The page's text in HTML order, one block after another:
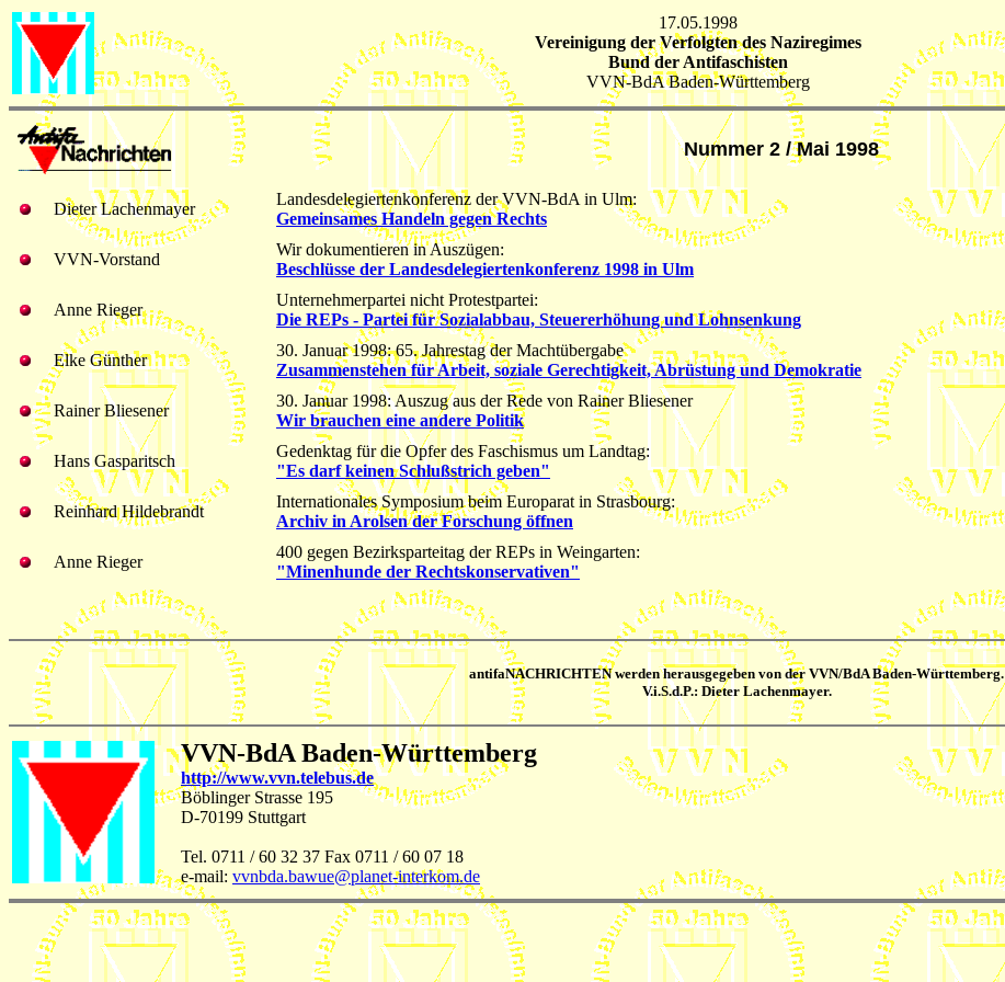
17.05.1998
Vereinigung der Verfolgten des Naziregimes
Bund der Antifaschisten
VVN-BdA Baden-Württemberg
Nummer 2 / Mai 1998
Dieter Lachenmayer
Landesdelegiertenkonferenz der VVN-BdA in Ulm:
Gemeinsames Handeln gegen Rechts
VVN-Vorstand
Wir dokumentieren in Auszügen:
Beschlüsse der Landesdelegiertenkonferenz 1998 in Ulm
Anne Rieger
Unternehmerpartei nicht Protestpartei:
Die REPs - Partei für Sozialabbau, Steuererhöhung und Lohnsenkung
Elke Günther
30. Januar 1998: 65. Jahrestag der Machtübergabe
Zusammenstehen für Arbeit, soziale Gerechtigkeit, Abrüstung und Demokratie
Rainer Bliesener
30. Januar 1998: Auszug aus der Rede von Rainer Bliesener
Wir brauchen eine andere Politik
Hans Gasparitsch
Gedenktag für die Opfer des Faschismus um Landtag:
"Es darf keinen Schlußstrich geben"
Reinhard Hildebrandt
Internationales Symposium beim Europarat in Strasbourg:
Archiv in Arolsen der Forschung öffnen
Anne Rieger
400 gegen Bezirksparteitag der REPs in Weingarten:
"Minenhunde der Rechtskonservativen"
antifaNACHRICHTEN werden herausgegeben von der VVN/BdA Baden-Württemberg.
V.i.S.d.P.: Dieter Lachenmayer.
VVN-BdA Baden-Württemberg
http://www.vvn.telebus.de
Böblinger Strasse 195
D-70199 Stuttgart
Tel. 0711 / 60 32 37 Fax 0711 / 60 07 18
e-mail: vvnbda.bawue@planet-interkom.de